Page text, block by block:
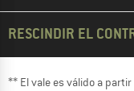
RESCINDIR EL
** El vale es válido a